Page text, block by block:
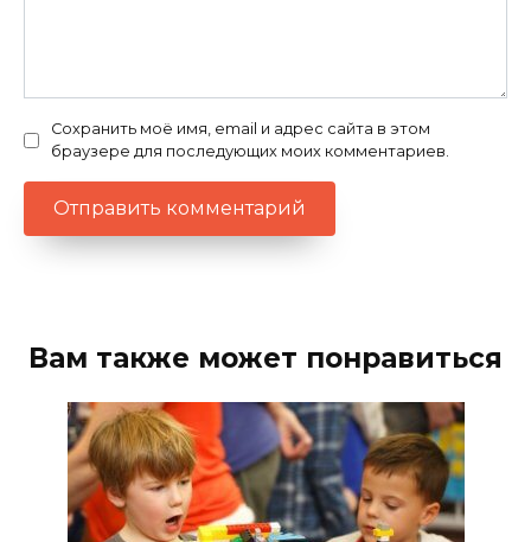
Сохранить моё имя, email и адрес сайта в этом
браузере для последующих моих комментариев.
Вам также может понравиться